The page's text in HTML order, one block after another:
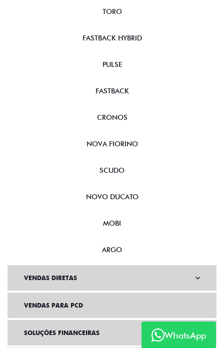
WhatsApp
TORO
FASTBACK HYBRID
PULSE
FASTBACK
CRONOS
NOVA FIORINO
SCUDO
NOVO DUCATO
MOBI
ARGO
VENDAS DIRETAS
VENDAS PARA PCD
SOLUÇÕES FINANCEIRAS